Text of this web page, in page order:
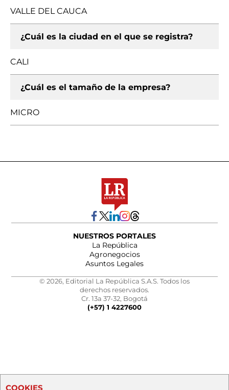
VALLE DEL CAUCA
¿Cuál es la ciudad en el que se registra?
CALI
¿Cuál es el tamaño de la empresa?
MICRO
NUESTROS PORTALES
La República
Agronegocios
Asuntos Legales
© 2026, Editorial La República S.A.S. Todos los
derechos reservados.
Cr. 13a 37-32, Bogotá
(+57) 1 4227600
COOKIES